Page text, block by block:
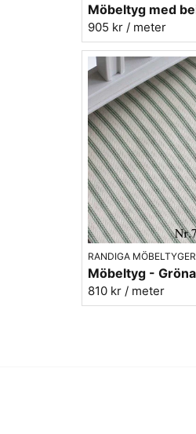
905 kr / meter
RANDIGA MÖBELTYGER
810 kr / meter